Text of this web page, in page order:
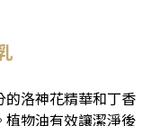
洛神花精華和丁香
物油有效讓潔淨後